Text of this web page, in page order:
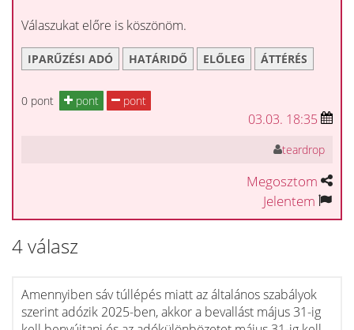
Válaszukat előre is köszönöm.
IPARŰZÉSI ADÓ HATÁRIDŐ ELŐLEG ÁTTÉRÉS
0 pont pont pont
03.03. 18:35
teardrop
Megosztom
Jelentem
4 válasz
Amennyiben sáv túllépés miatt az általános szabályok
szerint adózik 2025-ben, akkor a bevallást május 31-ig